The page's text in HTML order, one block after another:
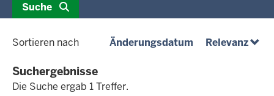
Suche
Sortieren nach Änderungsdatum (absteigend)
Relevanz
Suchergebnisse
Die Suche ergab 1 Treffer.